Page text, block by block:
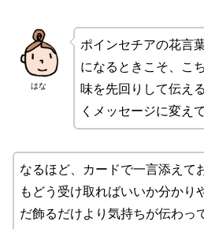
はな
ポインセチアの花言
になるときこそ、こ
味を先回りして伝え
くメッセージに変え
なるほど、カードで一言添えて
もどう受け取ればいいか分かり
だ飾るだけより気持ちが伝わっ